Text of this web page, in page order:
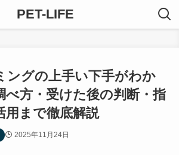
PET-LIFE
ングの上手い下手がわか
べ方・受けた後の判断・指
用まで徹底解説
2025年11月24日